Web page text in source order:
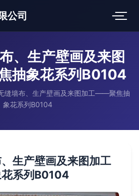
公司
、生产壁画及来图
抽象花系列B0104
缝墙布、生产壁画及来图加工——聚焦抽
象花系列B0104
生产壁画及来图加工
系列B0104